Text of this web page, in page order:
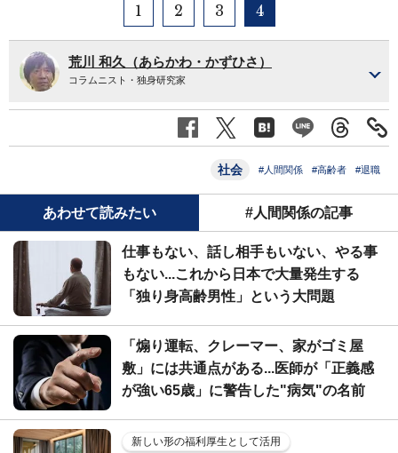
1 2 3 4
荒川 和久（あらかわ・かずひさ）
コラムニスト・独身研究家
社会 #人間関係 #高齢者 #退職
あわせて読みたい #人間関係の記事
仕事もない、話し相手もいない、やる事
もない...これから日本で大量発生する
「独り身高齢男性」という大問題
「煽り運転、クレーマー、家がゴミ屋
敷」には共通点がある...医師が「正義感
が強い65歳」に警告した"病気"の名前
新しい形の福利厚生として活用